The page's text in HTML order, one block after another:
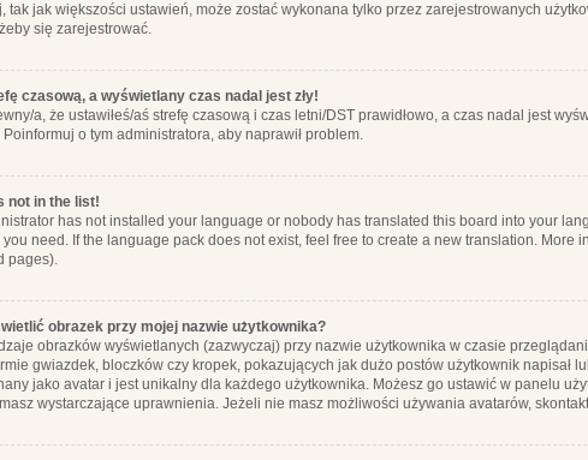
tak jak większości ustawień, może zostać wykonana tylko przez zarejestrowanych
się zarejestrować.
czasową, a wyświetlany czas nadal jest zły!
a, że ustawiłeś/aś strefę czasową i czas letni/DST prawidłowo, a czas nadal jest
Poinformuj o tym administratora, aby naprawił problem.
not in the list!
has not installed your language or nobody has translated this board into your
you need. If the language pack does not exist, feel free to create a new translation. More
pages).
obrazek przy mojej nazwie użytkownika?
obrazków wyświetlanych (zazwyczaj) przy nazwie użytkownika w czasie
gwiazdek, bloczków czy kropek, pokazujących jak dużo postów użytkownik napisał
jako avatar i jest unikalny dla każdego użytkownika. Możesz go ustawić w panelu
wystarczające uprawnienia. Jeżeli nie masz możliwości używania avatarów,